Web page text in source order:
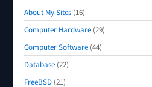
About My Sites (16)
Computer Hardware (29)
Computer Software (44)
Database (22)
FreeBSD (21)